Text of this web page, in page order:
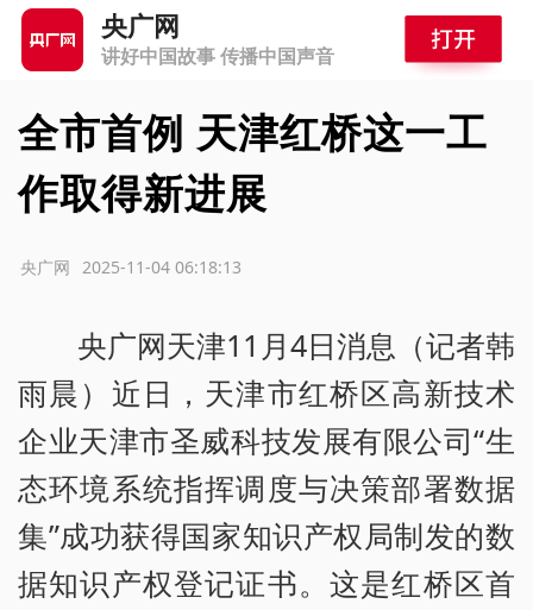
央广网
讲好中国故事 传播中国声音
全市首例 天津红桥这一工
作取得新进展
2025-11-04 06:18:13
央广网
央广网天津11月4日消息（记者韩
雨晨）近日，天津市红桥区高新技术
企业天津市圣威科技发展有限公司“生
态环境系统指挥调度与决策部署数据
集”成功获得国家知识产权局制发的数
据知识产权登记证书。这是红桥区首